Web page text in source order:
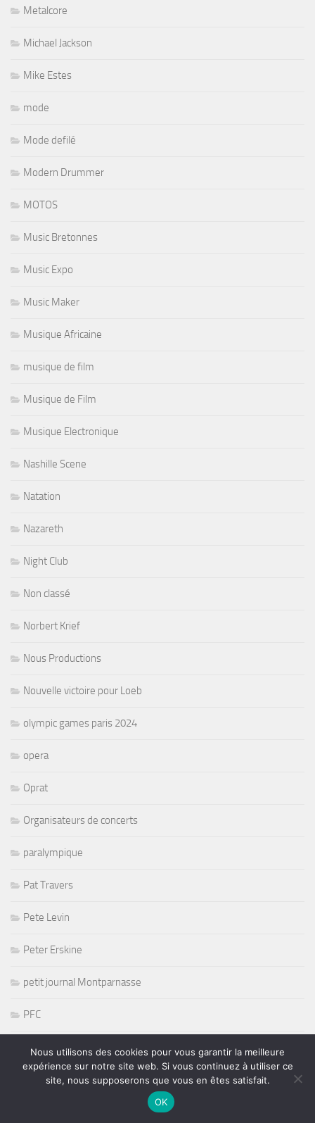
Metalcore
Michael Jackson
Mike Estes
mode
Mode defilé
Modern Drummer
MOTOS
Music Bretonnes
Music Expo
Music Maker
Musique Africaine
musique de film
Musique de Film
Musique Electronique
Nashille Scene
Natation
Nazareth
Night Club
Non classé
Norbert Krief
Nous Productions
Nouvelle victoire pour Loeb
olympic games paris 2024
opera
Oprat
Organisateurs de concerts
paralympique
Pat Travers
Pete Levin
Peter Erskine
petit journal Montparnasse
PFC
Picking
Playmate
Nous utilisons des cookies pour vous garantir la meilleure
expérience sur notre site web. Si vous continuez à utiliser ce
site, nous supposerons que vous en êtes satisfait.
OK